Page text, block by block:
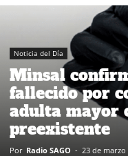
Noticia del Día
Minsal
fallecido por
adulta mayor
preexistente
Por Radio SAGO - 23 de marzo